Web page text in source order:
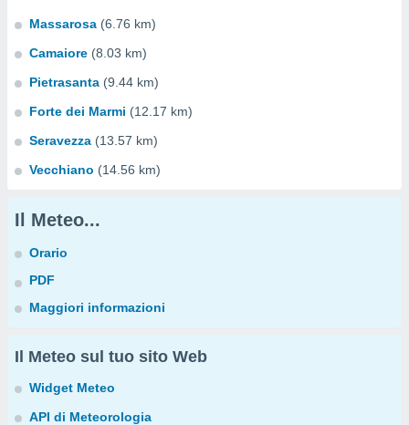
Massarosa (6.76 km)
Camaiore (8.03 km)
Pietrasanta (9.44 km)
Forte dei Marmi (12.17 km)
Seravezza (13.57 km)
Vecchiano (14.56 km)
Il Meteo...
Orario
PDF
Maggiori informazioni
Il Meteo sul tuo sito Web
Widget Meteo
API di Meteorologia